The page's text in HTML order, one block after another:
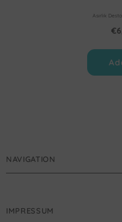
Asırlık
NAVIGATION
IMPRESSUM